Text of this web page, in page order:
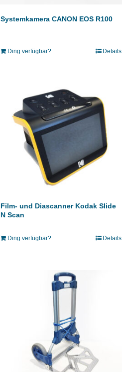
Systemkamera CANON EOS R100
Ding verfügbar? Details
Film- und Diascanner Kodak Slide
N Scan
Ding verfügbar? Details